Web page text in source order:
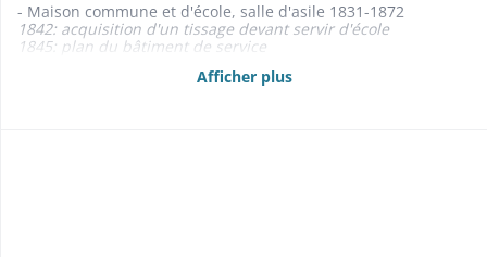
- Maison commune et d'école, salle d'asile 1831-1872
1842: acquisition d'un tissage devant servir d'école
1845: plan du bâtiment de service
Afficher plus